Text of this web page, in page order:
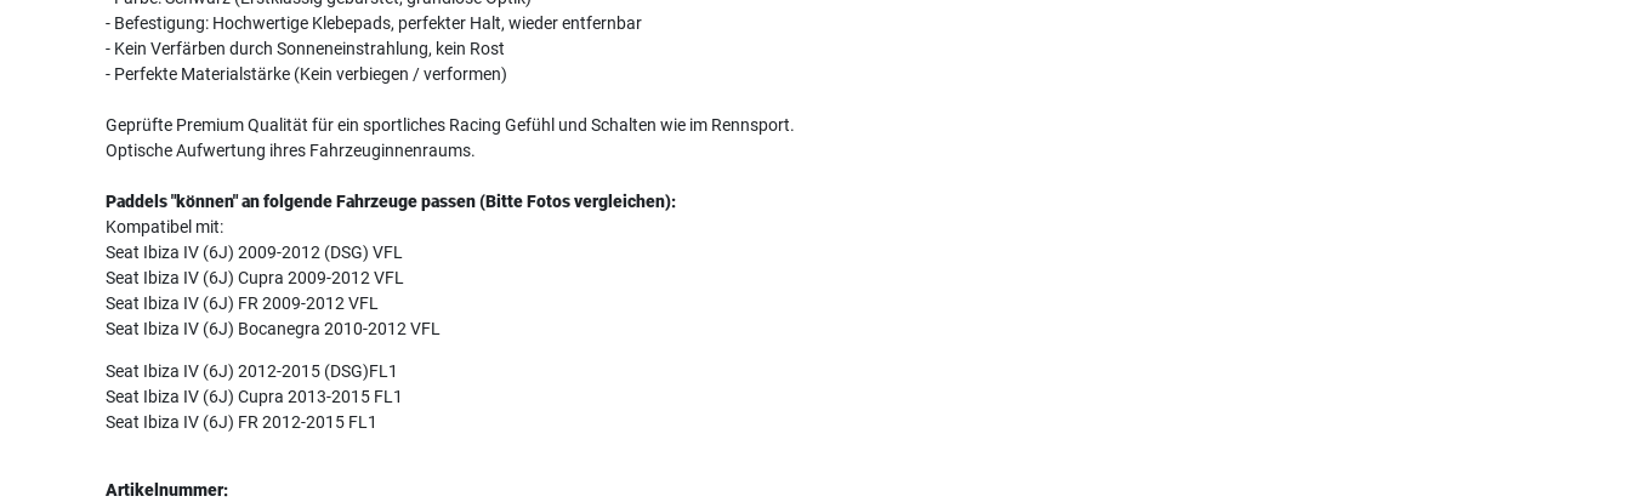
- Befestigung: Hochwertige Klebepads, perfekter Halt, wieder entfernbar
- Kein Verfärben durch Sonneneinstrahlung, kein Rost
- Perfekte Materialstärke (Kein verbiegen / verformen)
Geprüfte Premium Qualität für ein sportliches Racing Gefühl und Schalten wie im Rennsport.
Optische Aufwertung ihres Fahrzeuginnenraums.
Paddels "können" an folgende Fahrzeuge passen (Bitte Fotos vergleichen):
Kompatibel mit:
Seat Ibiza IV (6J) 2009-2012 (DSG) VFL
Seat Ibiza IV (6J) Cupra 2009-2012 VFL
Seat Ibiza IV (6J) FR 2009-2012 VFL
Seat Ibiza IV (6J) Bocanegra 2010-2012 VFL
Seat Ibiza IV (6J) 2012-2015 (DSG)FL1
Seat Ibiza IV (6J) Cupra 2013-2015 FL1
Seat Ibiza IV (6J) FR 2012-2015 FL1
Artikelnummer: